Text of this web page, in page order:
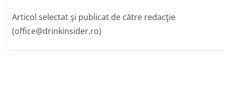
Articol selectat şi publicat de către redacţie
(office@drinkinsider.ro)